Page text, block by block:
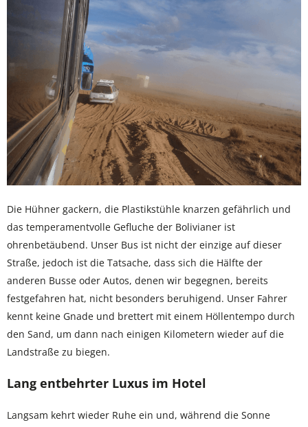
Die Hühner gackern, die Plastikstühle knarzen gefährlich und
das temperamentvolle Gefluche der Bolivianer ist
ohrenbetäubend. Unser Bus ist nicht der einzige auf dieser
Straße, jedoch ist die Tatsache, dass sich die Hälfte der
anderen Busse oder Autos, denen wir begegnen, bereits
festgefahren hat, nicht besonders beruhigend. Unser Fahrer
kennt keine Gnade und brettert mit einem Höllentempo durch
den Sand, um dann nach einigen Kilometern wieder auf die
Landstraße zu biegen.
Lang entbehrter Luxus im Hotel
Langsam kehrt wieder Ruhe ein und, während die Sonne